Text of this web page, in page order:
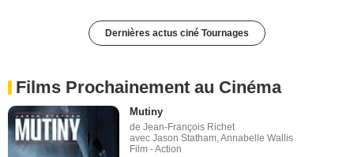
Dernières actus ciné Tournages
Films Prochainement au Cinéma
Mutiny
de Jean-François Richet
avec Jason Statham, Annabelle Wallis
Film - Action